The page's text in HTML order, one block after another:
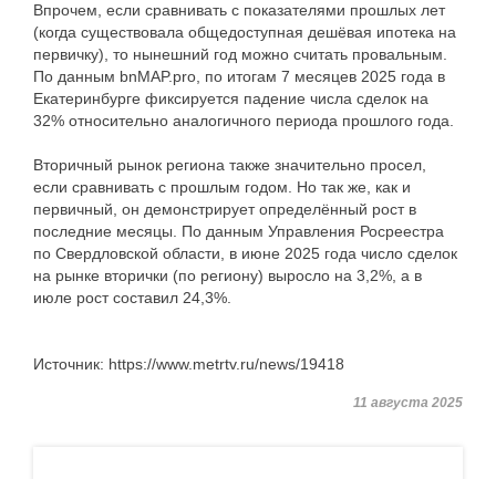
Впрочем, если сравнивать с показателями прошлых лет
(когда существовала общедоступная дешёвая ипотека на
первичку), то нынешний год можно считать провальным.
По данным bnMAP.pro, по итогам 7 месяцев 2025 года в
Екатеринбурге фиксируется падение числа сделок на
32% относительно аналогичного периода прошлого года.
Вторичный рынок региона также значительно просел,
если сравнивать с прошлым годом. Но так же, как и
первичный, он демонстрирует определённый рост в
последние месяцы. По данным Управления Росреестра
по Свердловской области, в июне 2025 года число сделок
на рынке вторички (по региону) выросло на 3,2%, а в
июле рост составил 24,3%.
Источник: https://www.metrtv.ru/news/19418
11 августа 2025